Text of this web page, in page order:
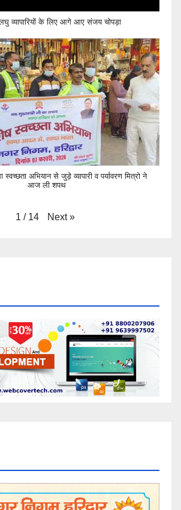
व्यापारियों के लिए आगे आए संजय चोपड़ा
स्वच्छता अभियान से जुड़े व्यापारी व पर्यावरण मित्रो ने
आज ली शपथ
1 / 14 Next »